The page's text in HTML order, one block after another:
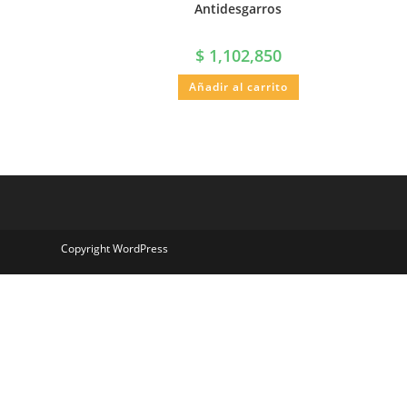
Antidesgarros
$1,102,850
Añadir al carrito
Copyright WordPress